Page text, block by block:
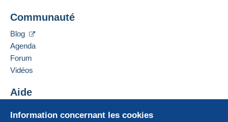
Information concernant les cookies
Communauté
Blog
Agenda
Forum
Vidéos
Aide